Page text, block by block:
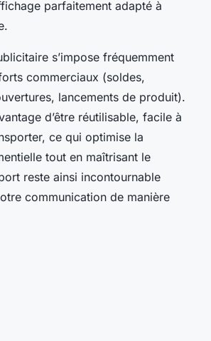
parfaitement adapté à
s’impose fréquemment
commerciaux (soldes,
lancements de produit).
d’être réutilisable, facile à
ce qui optimise la
tout en maîtrisant le
reste ainsi incontournable
communication de manière